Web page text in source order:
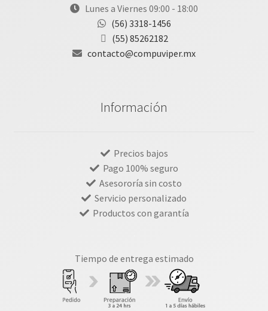
Lunes a Viernes 09:00 - 18:00
(56) 3318-1456
(55) 85262182
contacto@compuviper.mx
Información
Precios bajos
Pago 100% seguro
Asesororía sin costo
Servicio personalizado
Productos con garantía
Tiempo de entrega estimado